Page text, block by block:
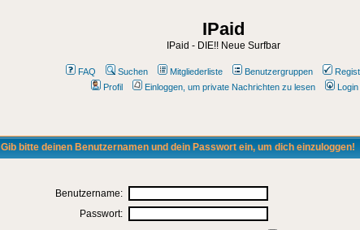
IPaid
IPaid - DIE!! Neue Surfbar
FAQ Suchen Mitgliederliste Benutzergruppen
Profil
Einloggen, um private Nachrichten zu lesen Login
Gib bitte deinen Benutzernamen und dein Passwort ein, um dich einzuloggen!
Benutzername:
Passwort: